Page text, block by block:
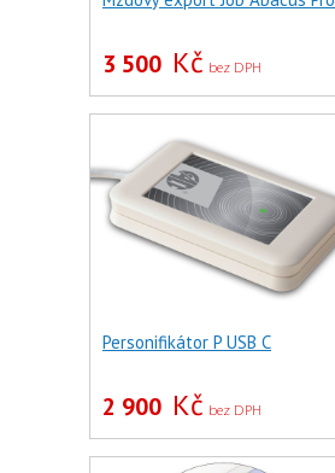
3 500 Kč bez DPH
Personifikátor P USB C
2 900 Kč bez DPH